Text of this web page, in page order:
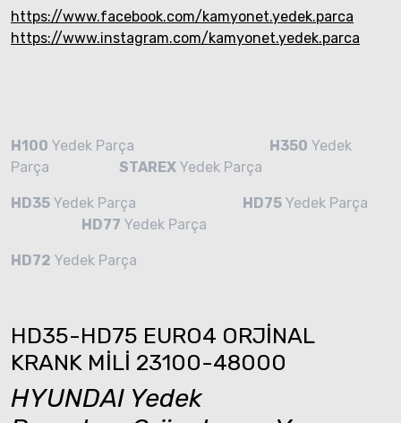
https://www.facebook.com/kamyonet.yedek.parca
https://www.instagram.com/kamyonet.yedek.parca
H100 Yedek Parça H350 Yedek
Parça STAREX Yedek Parça
HD35 Yedek Parça HD75 Yedek Parça
HD77 Yedek Parça
HD72 Yedek Parça
HD35-HD75 EURO4 ORJİNAL
KRANK MİLİ 23100-48000
HYUNDAI Yedek